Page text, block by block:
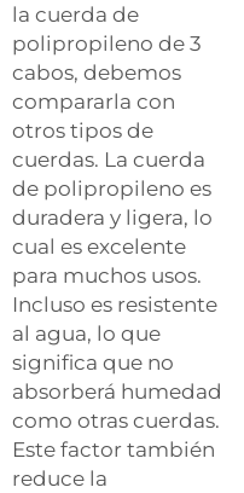
la cuerda de
polipropileno de 3
cabos, debemos
compararla con
otros tipos de
cuerdas. La cuerda
de polipropileno es
duradera y ligera, lo
cual es excelente
para muchos usos.
Incluso es resistente
al agua, lo que
significa que no
absorberá humedad
como otras cuerdas.
Este factor también
reduce la